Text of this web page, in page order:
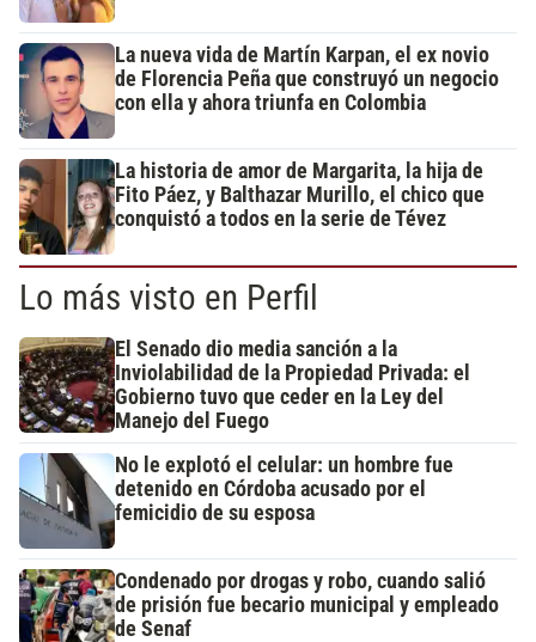
La nueva vida de Martín Karpan, el ex novio
de Florencia Peña que construyó un negocio
con ella y ahora triunfa en Colombia
La historia de amor de Margarita, la hija de
Fito Páez, y Balthazar Murillo, el chico que
conquistó a todos en la serie de Tévez
Lo más visto en Perfil
El Senado dio media sanción a la
Inviolabilidad de la Propiedad Privada: el
Gobierno tuvo que ceder en la Ley del
Manejo del Fuego
No le explotó el celular: un hombre fue
detenido en Córdoba acusado por el
femicidio de su esposa
Condenado por drogas y robo, cuando salió
de prisión fue becario municipal y empleado
de Senaf